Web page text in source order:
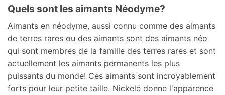
Quels sont les aimants Néodyme?
Aimants en néodyme, aussi connu comme des aimants
de terres rares ou des aimants sont des aimants néo
qui sont membres de la famille des terres rares et sont
actuellement les aimants permanents les plus
puissants du monde! Ces aimants sont incroyablement
forts pour leur petite taille. Nickelé donne l'apparence